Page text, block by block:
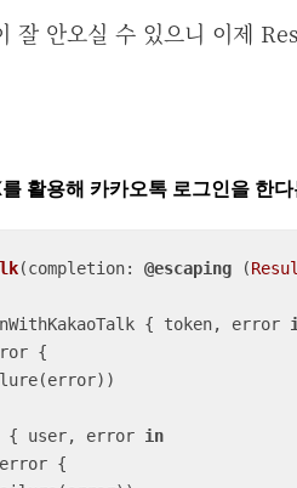
잘 안오실 수 있으니 이제
활용해 카카오톡 로그인을 한
(completion: @escaping (
{ token, error
{
{ user, error in
error {